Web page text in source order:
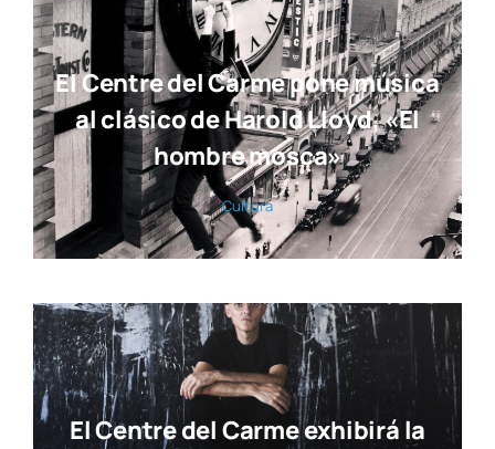
El Centre del Carme pone música
al clásico de Harold Lloyd, «El
hombre mosca»
Cul­tu­ra
El Centre del Carme exhibirá la